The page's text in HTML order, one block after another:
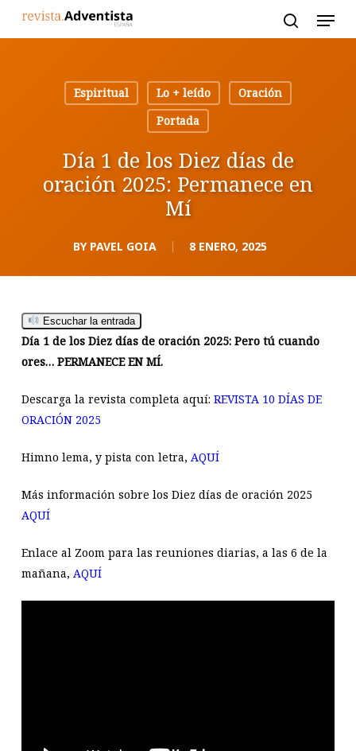
Espiritual
Lo + leído
Oración
Portada
Día 1 de los Diez días de
oración 2025: Permanece en
Mí
BY PAVEL GOIA 8 ENERO, 2025
Escuchar la entrada
Día 1 de los Diez días de oración 2025: Pero tú cuando
ores… PERMANECE EN MÍ.
Descarga la revista completa aquí: REVISTA 10 DÍAS DE
ORACIÓN 2025
Himno lema, y pista con letra, AQUÍ
Más información sobre los Diez días de oración 2025
AQUÍ
Enlace al Zoom para las reuniones diarias, a las 6 de la
mañana, AQUÍ